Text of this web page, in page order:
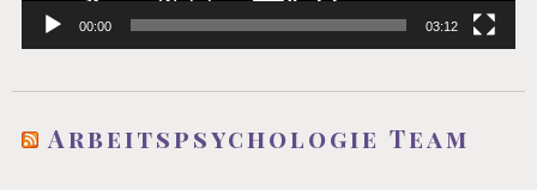
00:00 03:12
Arbeitspsychologie Team